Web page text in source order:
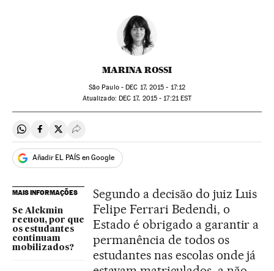
MARINA ROSSI
São Paulo -DEC 17, 2015 - 17:12
atualizado: DEC 17, 2015 - 17:21EST
Compartir en Whatsapp
Compartir en Facebook
Compartir en Twitter
Desplegar Redes Sociales
Añadir EL PAÍS en Google
MAIS INFORMAÇÕES
Se Alckmin
recuou, por que
os estudantes
continuam
mobilizados?
Segundo a decisão do juiz Luis
Felipe Ferrari Bedendi, o
Estado é obrigado a garantir a
permanência de todos os
estudantes nas escolas onde já